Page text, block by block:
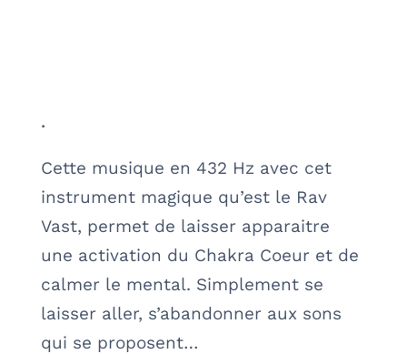
.
Cette musique en 432 Hz avec cet
instrument magique qu’est le Rav
Vast, permet de laisser apparaitre
une activation du Chakra Coeur et de
calmer le mental. Simplement se
laisser aller, s’abandonner aux sons
qui se proposent…